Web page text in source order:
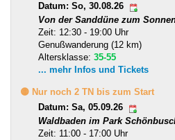
Datum: So, 30.08.26
Von der Sanddüne zum
Zeit: 12:30 - 19:00 Uhr
Genußwanderung (12 km)
Altersklasse: 35-55
... mehr Infos und Tickets
🟡 Nur noch 2 TN bis zum Start
Datum: Sa, 05.09.26
Waldbaden im Park
Zeit: 11:00 - 17:00 Uhr